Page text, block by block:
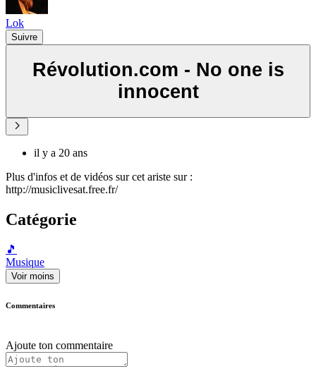
Lok
Suivre
Révolution.com - No one is
innocent
il y a 20 ans
Plus d'infos et de vidéos sur cet ariste sur :
http://musiclivesat.free.fr/
Catégorie
🎵
Musique
Voir moins
Commentaires
Ajoute ton commentaire